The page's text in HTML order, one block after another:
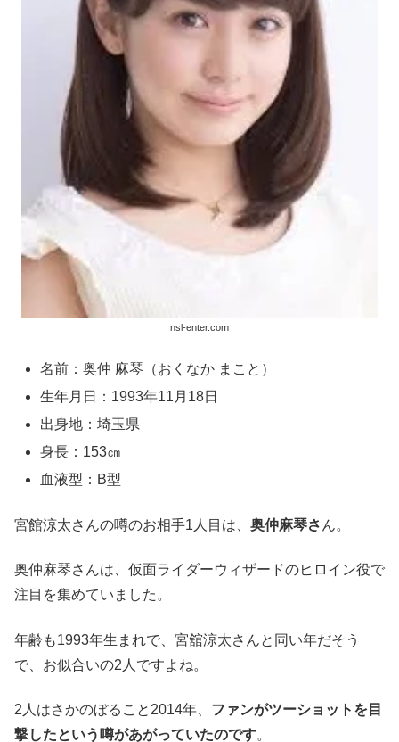
nsl-enter.com
名前：奥仲 麻琴（おくなか まこと）
生年月日：1993年11月18日
出身地：埼玉県
身長：153㎝
血液型：B型
宮館涼太さんの噂のお相手1人目は、 奥仲麻琴さ ん。
奥仲麻琴さんは、仮面ライダーウィザードのヒロイン役で
注目を集めていました。
年齢も1993年生まれで、宮舘涼太さんと同い年だそう
で、お似合いの2人ですよね。
2人はさかのぼること2014年、 ファンがツーショットを目
撃したという噂があがっていたのです。